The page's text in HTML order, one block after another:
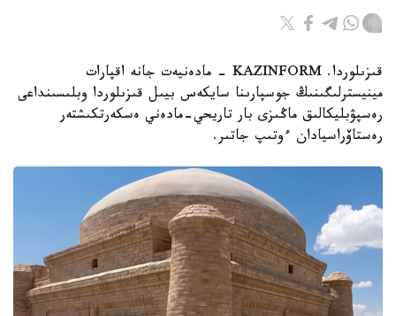
قىزىلوردا. KAZINFORM - مادەنيەت جانە اقپارات
مينيسترلىگىنىڭ جوسپارىنا سايكەس بيىل قىزىلوردا وبلىسىنداعى
رەسپۋبليكالىق ماڭىزى بار تاريحي-مادەني ەسكەرتكىشتەر
رەستاۆراسيادان ءوتىپ جاتىر.